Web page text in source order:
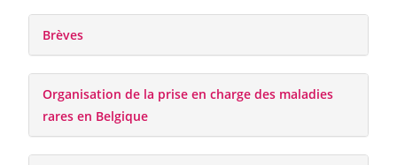
Brèves
Organisation de la prise en charge des maladies
rares en Belgique